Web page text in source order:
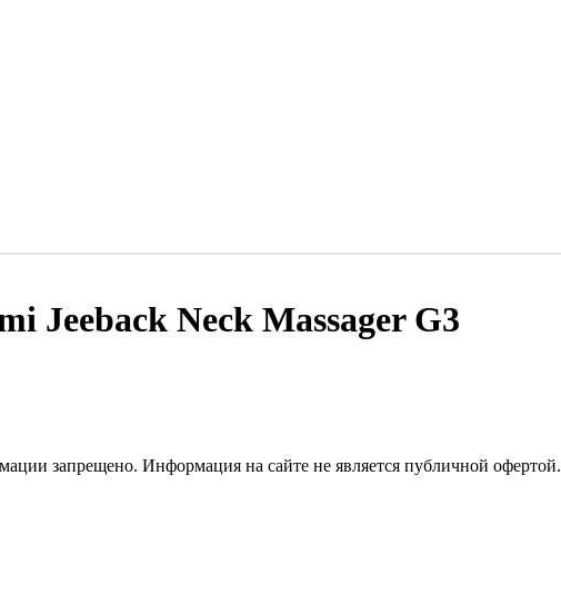
Jeeback Neck Massager G3
запрещено. Информация на сайте не является публичной офертой.